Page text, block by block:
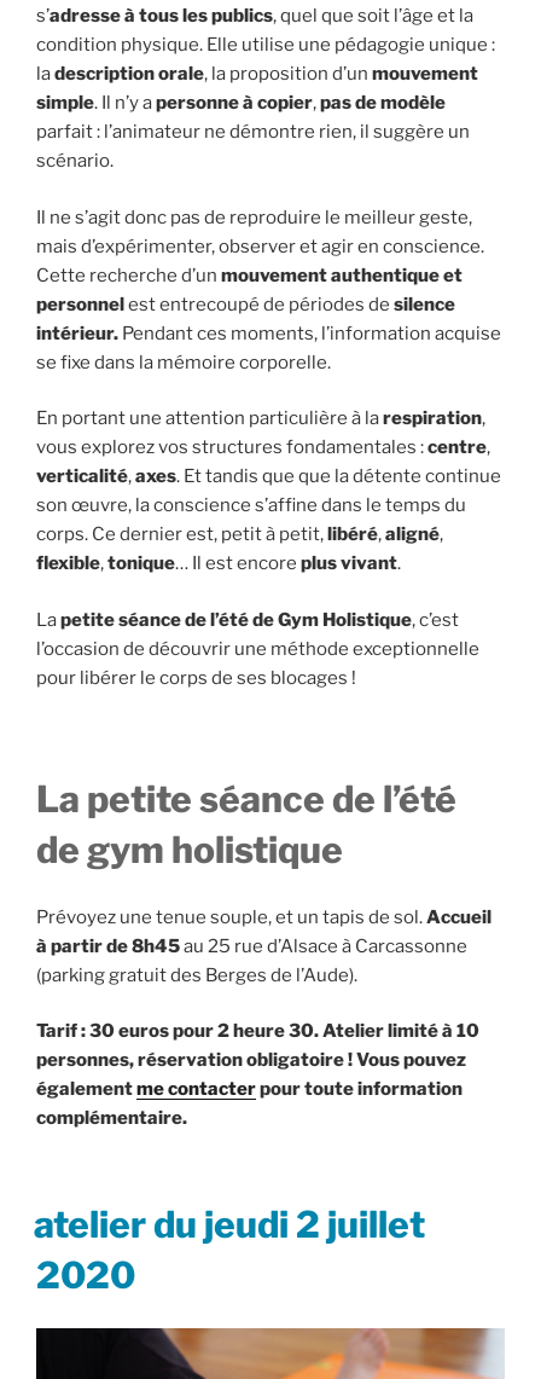
s’adresse à tous les publics, quel que soit l’âge et la
condition physique. Elle utilise une pédagogie unique :
ladescription orale, la proposition d’un mouvement
simple. Il n’y apersonne à copier,pas de modèle
parfait : l’animateur ne démontre rien, il suggère un
scénario.
Il ne s’agit donc pas de reproduire le meilleur geste,
mais d’expérimenter, observer et agir en conscience.
Cette recherche d’un mouvement authentique et
personnelest entrecoupé de périodes de silence
intérieur. Pendant ces moments, l’information acquise
se fixe dans la mémoire corporelle.
En portant une attention particulière à larespiration,
vous explorez vos structures fondamentales :centre,
verticalité,axes. Et tandis que que la détente continue
son œuvre, la conscience s’affine dans le temps du
corps. Ce dernier est, petit à petit,libéré,aligné,
flexible,tonique… Il est encore plus vivant.
Lapetite séance de l’été de Gym Holistique, c’est
l’occasion de découvrir une méthode exceptionnelle
pour libérer le corps de ses blocages !
La petite séance de l’été
de gym holistique
Prévoyez une tenue souple, et un tapis de sol.Accueil
à partir de 8h45au 25 rue d’Alsace à Carcassonne
(parking gratuit des Berges de l’Aude).
Tarif : 30 euros pour 2 heure 30. Atelier limité à 10
personnes, réservation obligatoire !Vous pouvez
égalementme contacterpour toute information
complémentaire.
LE
atelier du jeudi 2 juillet
2020